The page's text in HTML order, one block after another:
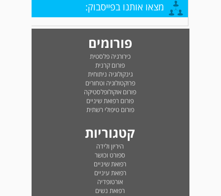
מצאו אותנו בפייסבוק:
פורומים
כירורגיה פלסטית
פורום קרנית
גינקולוגיה ניתוחית
פרוקטולוגיה וטחורים
פורום אוקולופלסטיקה
פורום רפואת שיניים
פורום טיפולי רשתית
קטגוריות
היריון ולידה
ספורט וכושר
רפואת שיניים
רפואת עיניים
אורטופדיה
רפואת נשים